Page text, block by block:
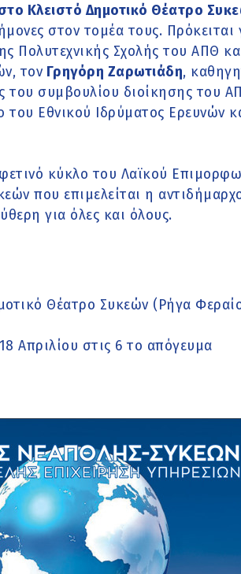
Κλειστό Δημοτικό Θέατρο
στον τομέα τους. Πρόκειται
Πολυτεχνικής Σχολής του ΑΠΘ
τον Γρηγόρη Ζαρωτιάδη,
του συμβουλίου διοίκησης του
του Εθνικού Ιδρύματος Ερευνών
κύκλο του Λαϊκού
που επιμελείται η
για όλες και όλους.
Θέατρο Συκεών (Ρήγα
Απριλίου στις 6 το απόγευμα